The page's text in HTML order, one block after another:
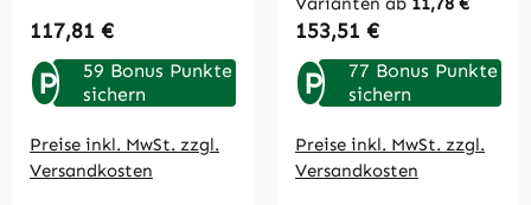
Regulärer Preis:
117,81 €
P
59 Bonus Punkte
sichern
Preise inkl. MwSt. zzgl.
Versandkosten
Regulärer Preis:
153,51 €
P
77 Bonus Punkte
sichern
Preise inkl. MwSt. zzgl.
Versandkosten